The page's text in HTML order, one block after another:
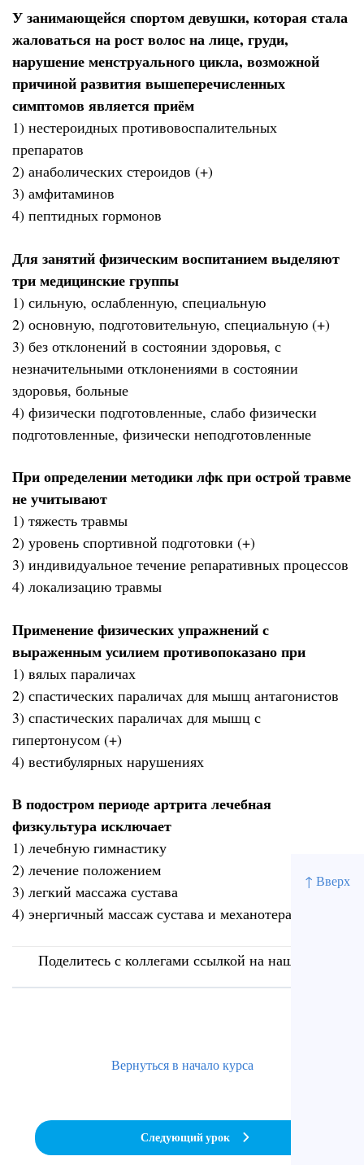
↑ Вверх
У занимающейся спортом девушки, которая стала
жаловаться на рост волос на лице, груди,
нарушение менструального цикла, возможной
причиной развития вышеперечисленных
симптомов является приём
1) нестероидных противовоспалительных
препаратов
2) анаболических стероидов (+)
3) амфитаминов
4) пептидных гормонов
Для занятий физическим воспитанием выделяют
три медицинские группы
1) сильную, ослабленную, специальную
2) основную, подготовительную, специальную (+)
3) без отклонений в состоянии здоровья, с
незначительными отклонениями в состоянии
здоровья, больные
4) физически подготовленные, слабо физически
подготовленные, физически неподготовленные
При определении методики лфк при острой травме
не учитывают
1) тяжесть травмы
2) уровень спортивной подготовки (+)
3) индивидуальное течение репаративных процессов
4) локализацию травмы
Применение физических упражнений с
выраженным усилием противопоказано при
1) вялых параличах
2) спастических параличах для мышц антагонистов
3) спастических параличах для мышц с
гипертонусом (+)
4) вестибулярных нарушениях
В подостром периоде артрита лечебная
физкультура исключает
1) лечебную гимнастику
2) лечение положением
3) легкий массажа сустава
4) энергичный массаж сустава и механотерапию (+)
Поделитесь с коллегами ссылкой на наш сайт
Вернуться в начало курса
Следующий урок